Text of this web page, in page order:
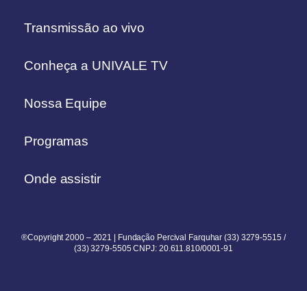
Transmissão ao vivo
Conheça a UNIVALE TV
Nossa Equipe
Programas
Onde assistir
®Copyright 2000 – 2021 | Fundação Percival Farquhar (33) 3279-5515 /
(33) 3279-5505 CNPJ: 20.611.810/0001-91